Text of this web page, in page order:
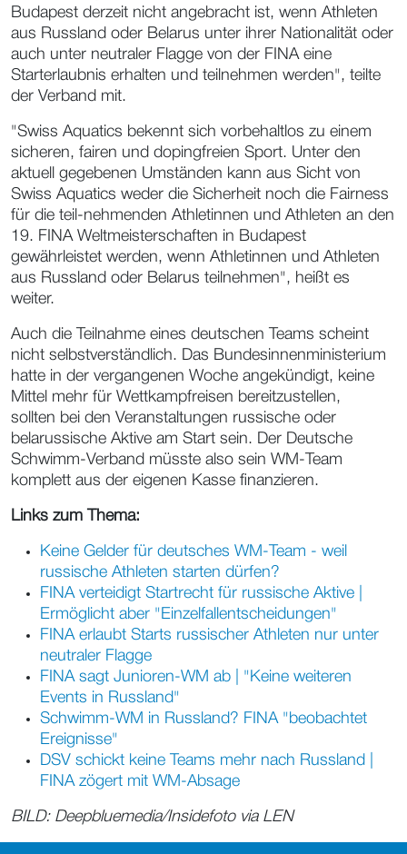
Budapest derzeit nicht angebracht ist, wenn Athleten
aus Russland oder Belarus unter ihrer Nationalität oder
auch unter neutraler Flagge von der FINA eine
Starterlaubnis erhalten und teilnehmen werden", teilte
der Verband mit.
"Swiss Aquatics bekennt sich vorbehaltlos zu einem
sicheren, fairen und dopingfreien Sport. Unter den
aktuell gegebenen Umständen kann aus Sicht von
Swiss Aquatics weder die Sicherheit noch die Fairness
für die teil-nehmenden Athletinnen und Athleten an den
19. FINA Weltmeisterschaften in Budapest
gewährleistet werden, wenn Athletinnen und Athleten
aus Russland oder Belarus teilnehmen", heißt es
weiter.
Auch die Teilnahme eines deutschen Teams scheint
nicht selbstverständlich. Das Bundesinnenministerium
hatte in der vergangenen Woche angekündigt, keine
Mittel mehr für Wettkampfreisen bereitzustellen,
sollten bei den Veranstaltungen russische oder
belarussische Aktive am Start sein. Der Deutsche
Schwimm-Verband müsste also sein WM-Team
komplett aus der eigenen Kasse finanzieren.
Links zum Thema:
Keine Gelder für deutsches WM-Team - weil
russische Athleten starten dürfen?
FINA verteidigt Startrecht für russische Aktive |
Ermöglicht aber "Einzelfallentscheidungen"
FINA erlaubt Starts russischer Athleten nur unter
neutraler Flagge
FINA sagt Junioren-WM ab | "Keine weiteren
Events in Russland"
Schwimm-WM in Russland? FINA "beobachtet
Ereignisse"
DSV schickt keine Teams mehr nach Russland |
FINA zögert mit WM-Absage
BILD: Deepbluemedia/Insidefoto via LEN